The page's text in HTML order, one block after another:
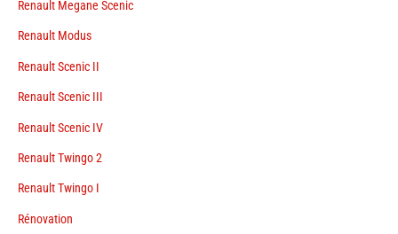
Renault Megane Scenic
Renault Modus
Renault Scenic II
Renault Scenic III
Renault Scenic IV
Renault Twingo 2
Renault Twingo I
Rénovation